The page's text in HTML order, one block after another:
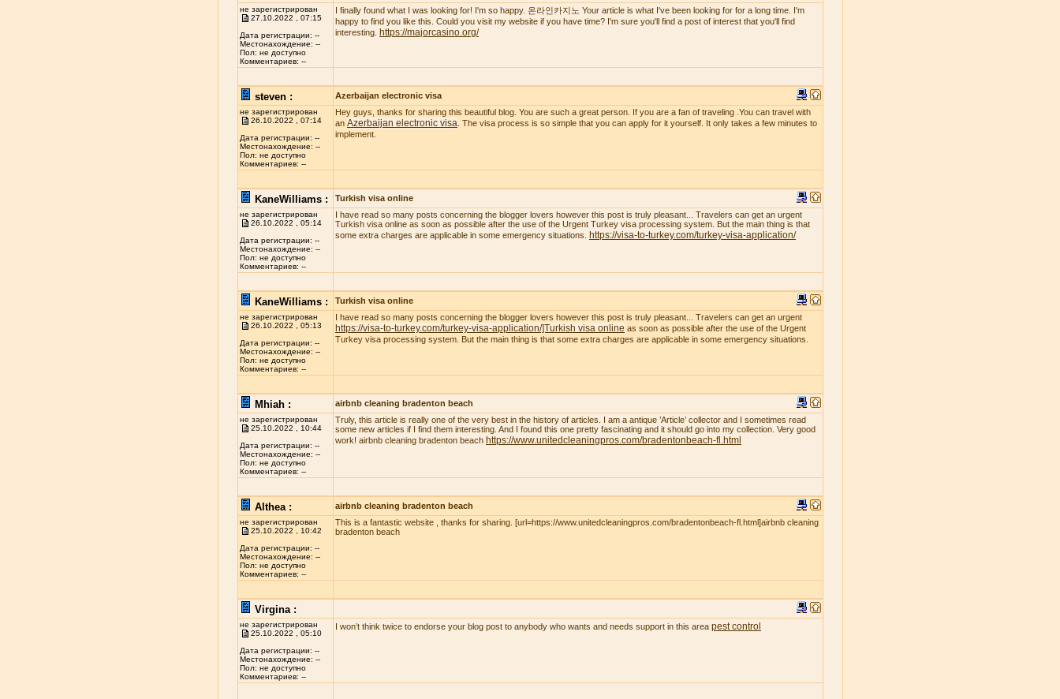
не зарегистрирован
27.10.2022 , 07:15
Дата регистрации: --
Местонахождение: --
Пол: не доступно
Комментариев: --
I finally found what I was looking for! I'm so happy. 온라인카지노 Your article is what I've been looking for for a long time. I'm
happy to find you like this. Could you visit my website if you have time? I'm sure you'll find a post of interest that you'll find
interesting.
https://majorcasino.org/
steven : Azerbaijan electronic visa
не зарегистрирован
26.10.2022 , 07:14
Дата регистрации: --
Местонахождение: --
Пол: не доступно
Комментариев: --
Hey guys, thanks for sharing this beautiful blog. You are such a great person. If you are a fan of traveling .You can travel with
an Azerbaijan electronic visa . The visa process is so simple that you can apply for it yourself. It only takes a few minutes to
implement.
KaneWilliams : Turkish visa online
не зарегистрирован
26.10.2022 , 05:14
Дата регистрации: --
Местонахождение: --
Пол: не доступно
Комментариев: --
I have read so many posts concerning the blogger lovers however this post is truly pleasant... Travelers can get an urgent
Turkish visa online as soon as possible after the use of the Urgent Turkey visa processing system. But the main thing is that
some extra charges are applicable in some emergency situations.
https://visa-to-turkey.com/turkey-visa-application/
KaneWilliams : Turkish visa online
не зарегистрирован
26.10.2022 , 05:13
Дата регистрации: --
Местонахождение: --
Пол: не доступно
Комментариев: --
I have read so many posts concerning the blogger lovers however this post is truly pleasant... Travelers can get an urgent
https://visa-to-turkey.com/turkey-visa-application/]Turkish visa online as soon as possible after the use of the Urgent
Turkey visa processing system. But the main thing is that some extra charges are applicable in some emergency situations.
Mhiah : airbnb cleaning bradenton beach
не зарегистрирован
25.10.2022 , 10:44
Дата регистрации: --
Местонахождение: --
Пол: не доступно
Комментариев: --
Truly, this article is really one of the very best in the history of articles. I am a antique ’Article’ collector and I sometimes read
some new articles if I find them interesting. And I found this one pretty fascinating and it should go into my collection. Very good
work! airbnb cleaning bradenton beach https://www.unitedcleaningpros.com/bradentonbeach-fl.html
Althea : airbnb cleaning bradenton beach
не зарегистрирован
25.10.2022 , 10:42
Дата регистрации: --
Местонахождение: --
Пол: не доступно
Комментариев: --
This is a fantastic website , thanks for sharing. [url=https://www.unitedcleaningpros.com/bradentonbeach-fl.html]airbnb cleaning
bradenton beach
Virgina :
не зарегистрирован
25.10.2022 , 05:10
Дата регистрации: --
Местонахождение: --
Пол: не доступно
Комментариев: --
I won’t think twice to endorse your blog post to anybody who wants and needs support in this area pest control